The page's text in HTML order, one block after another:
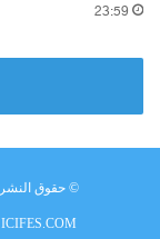
23:59
© حقوق النشر 2026، جميع الحقوق محفوظة |
ICIFES.COM - جريدة مغربية مستقلة تتجدد على مدار الساعة